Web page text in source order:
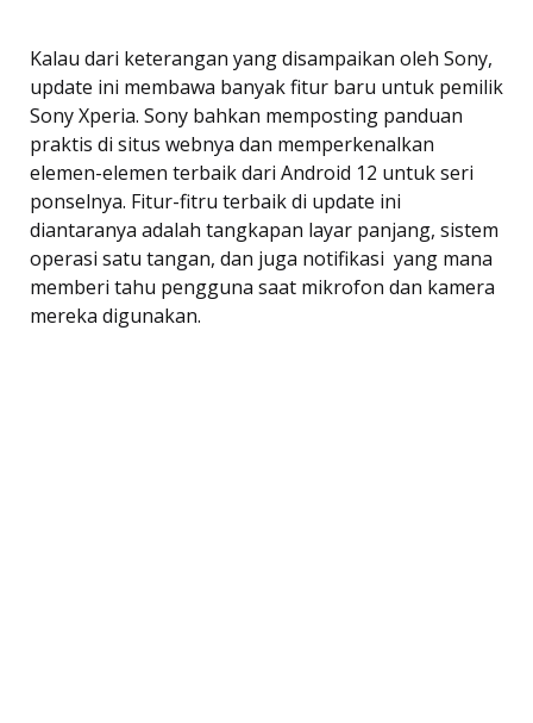
Kalau dari keterangan yang disampaikan oleh Sony,
update ini membawa banyak fitur baru untuk pemilik
Sony Xperia. Sony bahkan memposting panduan
praktis di situs webnya dan memperkenalkan
elemen-elemen terbaik dari Android 12 untuk seri
ponselnya. Fitur-fitru terbaik di update ini
diantaranya adalah tangkapan layar panjang, sistem
operasi satu tangan, dan juga notifikasi  yang mana
memberi tahu pengguna saat mikrofon dan kamera
mereka digunakan.